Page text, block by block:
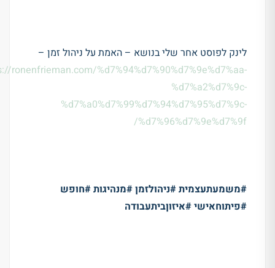
לינק לפוסט אחר שלי בנושא – האמת על ניהול זמן –
ronenfrieman.com/%d7%94%d7%90%d7%9e%d7%aa-
%d7%a2%d7%9c-
%d7%a0%d7%99%d7%94%d7%95%d7%9c-
%d7%96%d7%9e%d7%9f/
#משמעתעצמית #ניהולזמן #מנהיגות #חופש
#פיתוחאישי #איזוןביתעבודה